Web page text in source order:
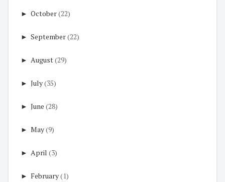
► October(22)
► September(22)
► August(29)
► July(35)
► June (28)
► May(9)
► April (3)
► February(1)